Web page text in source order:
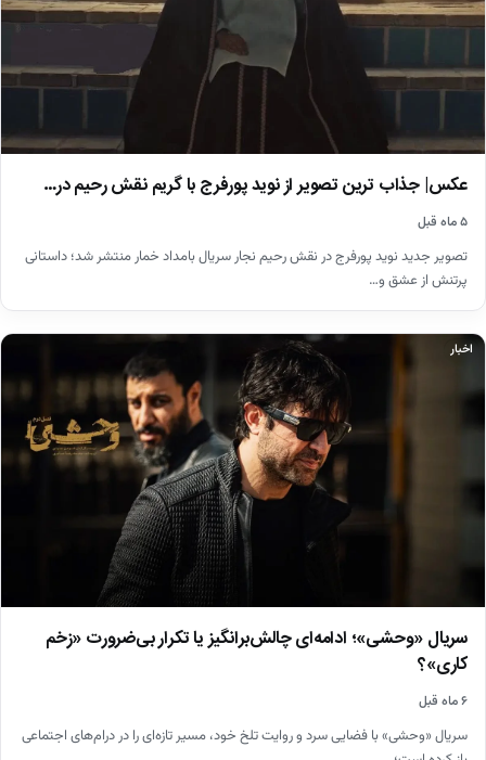
عکس| جذاب ترین تصویر از نوید پورفرج با گریم نقش رحیم در…
۵ ماه قبل
تصویر جدید نوید پورفرج در نقش رحیم نجار سریال بامداد خمار منتشر شد؛ داستانی
پرتنش از عشق و…
اخبار
سریال «وحشی»؛ ادامه‌ای چالش‌برانگیز یا تکرار بی‌ضرورت «زخم
کاری»؟
۶ ماه قبل
سریال «وحشی» با فضایی سرد و روایت تلخ خود، مسیر تازه‌ای را در درام‌های اجتماعی